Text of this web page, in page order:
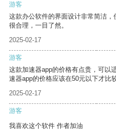
游客
这款办公软件的界面设计非常简洁
很合理，一目了然。
2025-02-17
游客
这款加速器app的价格有点贵，可以
速器app的价格应该在50元以下才比
2025-02-17
游客
我喜欢这个软件 作者加油